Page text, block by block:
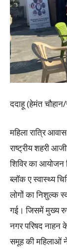
ददाहू (हेमंत चौहान/
महिला रात्रि
राष्ट्रीय शहरी
शिविर का आयोजन
ब्लॉक ए स्वास्थ्य
लोगों का निशुल्क
गई। जिसमें मुख्य
नगर परिषद नाहन
समूह की महिलाओं ने